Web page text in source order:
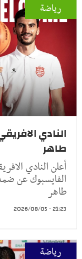
رياضة
النادي
طاهر
أعلن النادي
الفايسبوك عن
طاهر
21:23 - 2026/08/05
رياضة